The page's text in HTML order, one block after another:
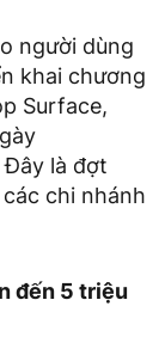
người dùng
khai chương
Surface,
Đây là đợt
chi nhánh
đến 5 triệu